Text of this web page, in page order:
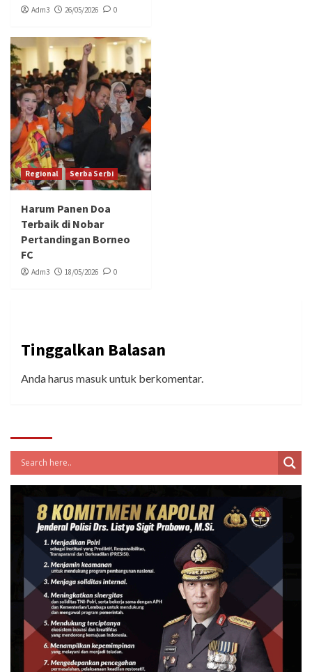
Adm3 26/05/2026 0
Regional Serba Serbi
Harum Panen Doa
Terbaik di Nobar
Pertandingan Borneo
FC
Adm3 18/05/2026 0
Tinggalkan Balasan
Anda harus masuk untuk berkomentar.